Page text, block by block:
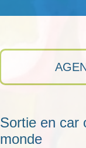
Sortie en car
monde